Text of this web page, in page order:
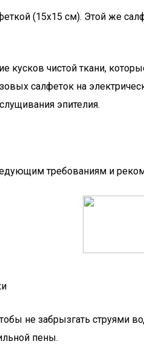
(15х15 см). Этой же
кусков чистой ткани,
салфеток на
эпителия.
требованиям и
не забрызгать струями
пены.